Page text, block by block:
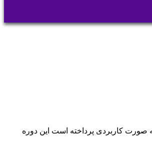
کاربردی پرداخته است این دوره